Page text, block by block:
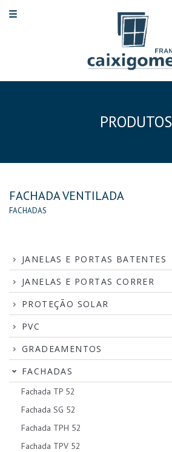
PRODUTOS
FACHADA VENTILADA
FACHADAS
JANELAS E PORTAS BATENTES
JANELAS E PORTAS CORRER
PROTEÇÃO SOLAR
PVC
GRADEAMENTOS
FACHADAS
Fachada TP 52
Fachada SG 52
Fachada TPH 52
Fachada TPV 52